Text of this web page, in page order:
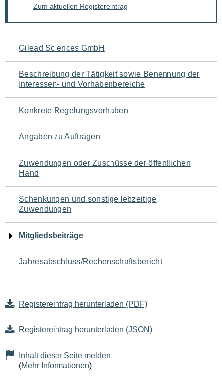
Zum aktuellen Registereintrag
Navigation
für
den
Seiteninhalt
Gilead Sciences GmbH
Beschreibung der Tätigkeit sowie Benennung der
Interessen- und Vorhabenbereiche
Konkrete Regelungsvorhaben
Angaben zu Aufträgen
Zuwendungen oder Zuschüsse der öffentlichen
Hand
Schenkungen und sonstige lebzeitige
Zuwendungen
Mitgliedsbeiträge
Jahresabschluss/Rechenschaftsbericht
Registereintrag herunterladen (PDF)
Registereintrag herunterladen (JSON)
Inhalt dieser Seite melden
(Mehr Informationen)